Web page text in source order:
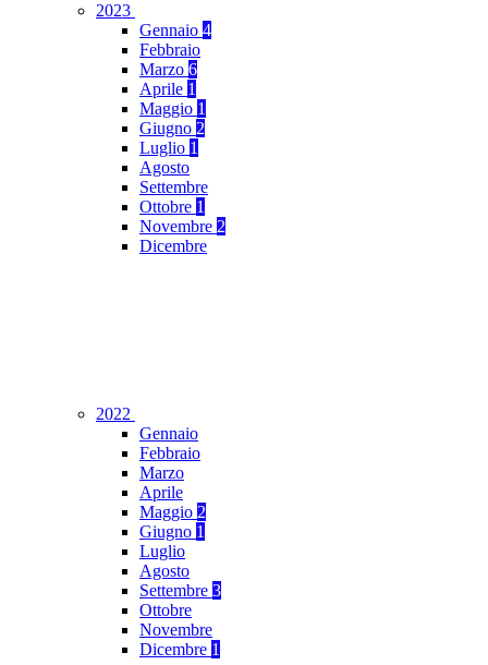
2023
Gennaio 4
Febbraio
Marzo 6
Aprile 1
Maggio 1
Giugno 2
Luglio 1
Agosto
Settembre
Ottobre 1
Novembre 2
Dicembre
2022
Gennaio
Febbraio
Marzo
Aprile
Maggio 2
Giugno 1
Luglio
Agosto
Settembre 3
Ottobre
Novembre
Dicembre 1